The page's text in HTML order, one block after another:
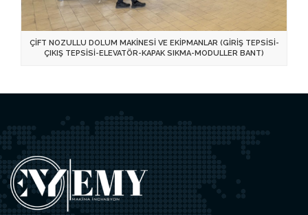
ÇİFT NOZULLU DOLUM MAKİNESİ VE EKİPMANLAR (GİRİŞ TEPSİSİ-
ÇIKIŞ TEPSİSİ-ELEVATÖR-KAPAK SIKMA-MODULLER BANT)